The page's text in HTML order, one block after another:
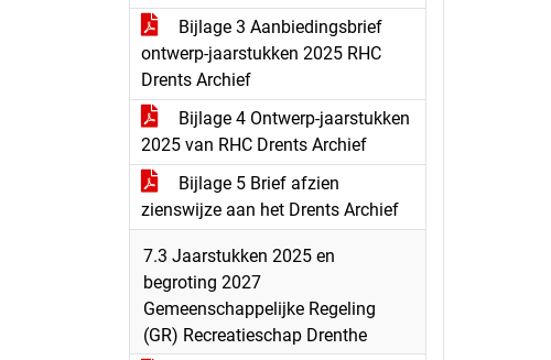
Bijlage 3 Aanbiedingsbrief
ontwerp-jaarstukken 2025 RHC
Drents Archief
Bijlage 4 Ontwerp-jaarstukken
2025 van RHC Drents Archief
Bijlage 5 Brief afzien
zienswijze aan het Drents Archief
7.3 Jaarstukken 2025 en
begroting 2027
Gemeenschappelijke Regeling
(GR) Recreatieschap Drenthe